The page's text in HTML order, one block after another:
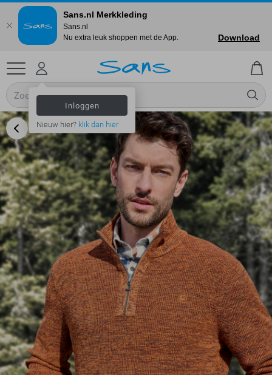
Inloggen
Nieuw hier? klik dan hier
Sans.nl Merkkleding
Sans.nl
Nu extra leuk shoppen met de App.
Download